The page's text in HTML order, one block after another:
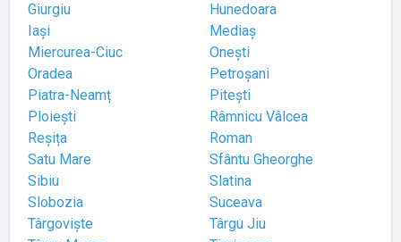
Giurgiu
Hunedoara
Iași
Mediaș
Miercurea-Ciuc
Onești
Oradea
Petroșani
Piatra-Neamț
Pitești
Ploiești
Râmnicu Vâlcea
Reșița
Roman
Satu Mare
Sfântu Gheorghe
Sibiu
Slatina
Slobozia
Suceava
Târgoviște
Târgu Jiu